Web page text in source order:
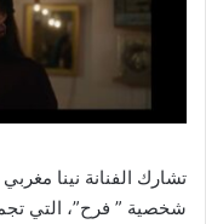
تشارك الفنانة نينا
شخصية ” فرح”، التي